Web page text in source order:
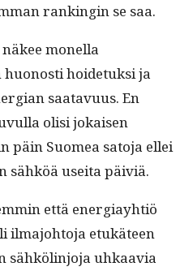
rankingin se saa.
monel­la
hoide­tuk­si ja
saatavu­us. En
olisi jokaisen
päin Suomea sato­ja ellei
sähköä usei­ta päiviä.
että ener­giay­htiö
ilma­jo­hto­ja etukä­teen
sähkölin­jo­ja uhkaavia